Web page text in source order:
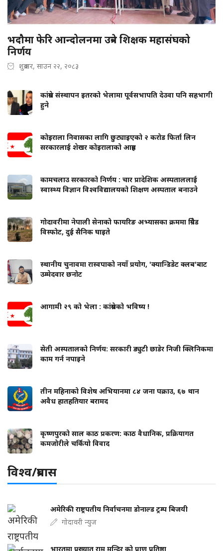
भदौमा फेरि आन्दोलनमा उत्रने शिक्षक महासंघको
निर्णय
शुक्रबार, साउन २२, २०८३
कांग्रेस संस्थापन इतरको भेलामा पूर्वसभापति देउवा पनि सहभागी
हुने
कोइराला निवासका लागि छुट्याइएको २ करोड फिर्ता लिन
सरकारलाई शेखर कोइरालाको आग्रह
कामचलाउ सरकारको निर्णय : चार प्रादेशिक अस्पताललाई
स्वास्थ्य विज्ञान विश्वविद्यालयको शिक्षण अस्पताल बनाउने
गोदावरीमा नेपाली सेनाको फायरिङ अभ्यासका क्रममा ग्रिनेड
विस्फोट, दुई सैनिक घाइते
स्थानीय चुनावमा रास्वपाको नयाँ प्रयोग, 'क्यान्डिडेट क्लब'बाट
उम्मेदवार छनोट
आगामी २९ को भेला : कांग्रेसको भविष्य !
सेती अस्पतालको निर्णय: सरकारी ड्युटी छाडेर निजी क्लिनिकमा
काम गर्न नपाइने
तीन महिनाको विशेष अभियानमा ८४ जना पक्राउ, ६७ थान
अवैध हातहतियार बरामद
कृष्णपुरको साल काठ प्रकरण: काठ वैधानिक, प्रक्रियागत
कमजोरीले चर्कियो विवाद
विश्व/प्रबास
अमेरिकी राष्ट्रपतीय निर्वाचनमा डोनाल्ड ट्रम्प बिजयी
गोदावरी न्युज
भारतमा प्रख्यात राम मन्दिर को प्राण प्रतिष्ठा